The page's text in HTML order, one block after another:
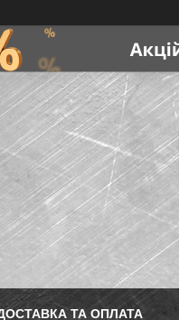
ТА ОПЛАТА